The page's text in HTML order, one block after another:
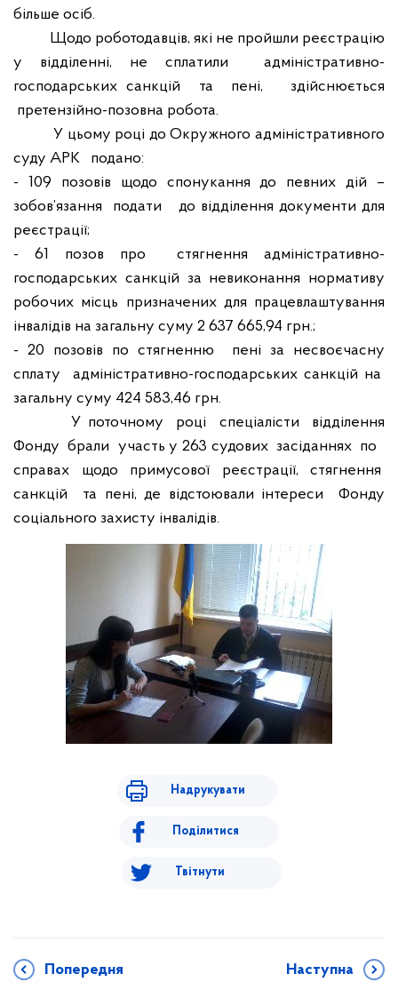
більше осіб.
Щодо роботодавців, які не пройшли реєстрацію
у відділенні, не сплатили
адміністративно-
господарських санкцій
та пені,
здійснюється
претензійно-позовна робота.
У цьому році до Окружного адміністративного
суду АРК
подано:
- 109 позовів щодо спонукання до певних дій –
зобов’язання
подати
до відділення документи для
реєстрації;
- 61 позов про
стягнення адміністративно-
господарських санкцій за невиконання нормативу
робочих місць призначених для працевлаштування
інвалідів на загальну суму 2 637 665,94 грн.;
- 20 позовів по стягненню
пені за несвоєчасну
сплату
адміністративно-господарських санкцій на
загальну суму 424 583,46 грн.
У поточному
році спеціалісти
відділення
Фонду брали участь у 263 судових засіданнях по
справах щодо примусової реєстрації, стягнення
санкцій
та пені, де відстоювали інтереси
Фонду
соціального захисту інвалідів.
Надрукувати
Поділитися
Твітнути
Попередня Наступна